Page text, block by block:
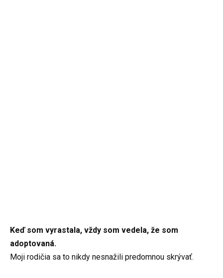
Keď som vyrastala, vždy som vedela, že som
adoptovaná.
Moji rodičia sa to nikdy nesnažili predomnou skrývať.